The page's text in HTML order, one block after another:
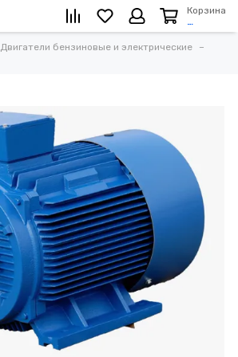
Корзина
…
Двигатели бензиновые и электрические